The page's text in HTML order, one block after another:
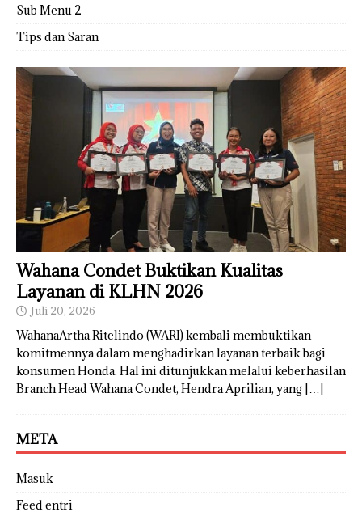
Sub Menu 2
Tips dan Saran
Wahana Condet Buktikan Kualitas
Layanan di KLHN 2026
Juli 20, 2026
WahanaArtha Ritelindo (WARI) kembali membuktikan
komitmennya dalam menghadirkan layanan terbaik bagi
konsumen Honda. Hal ini ditunjukkan melalui keberhasilan
Branch Head Wahana Condet, Hendra Aprilian, yang […]
META
Masuk
Feed entri